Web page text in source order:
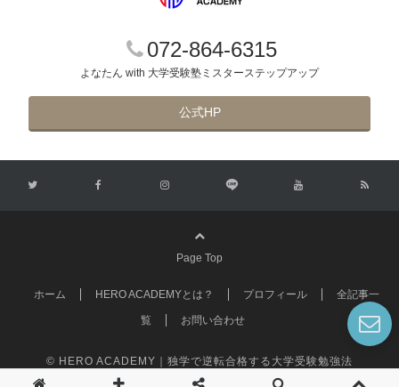
072-864-6315
よなたん with 大学受験塾ミスターステップアップ
公式HP
Page Top
ホーム HERO ACADEMYとは？ プロフィール 全記事一
覧 お問い合わせ
© HERO ACADEMY｜独学で逆転合格する大学受験勉強法
Powered by